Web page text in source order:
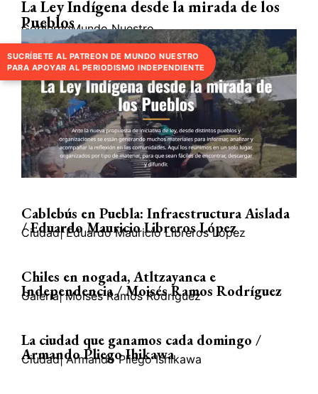
La Ley Indígena desde la mirada de los
Pueblos
GobiernoMundo Nuestro
Cablebús en Puebla: Infraestructura Aislada
/ Eduardo Mauricio Libreros López
Ciudad| Eduardo Mauricio Libreros López
Chiles en nogada, Atltzayanca e
Independencia / Moisés Ramos Rodríguez
Galería| Moisés Ramos Rodríguez
La ciudad que ganamos cada domingo /
Armando Pliego Ihikawa
Ciudad| Armando Pliego Ishikawa
SUCRÍBETE AL PATREON DE MUNDO NUESTRO
PARA APOYAR AL PERIODISMO INDEPENDIENTE